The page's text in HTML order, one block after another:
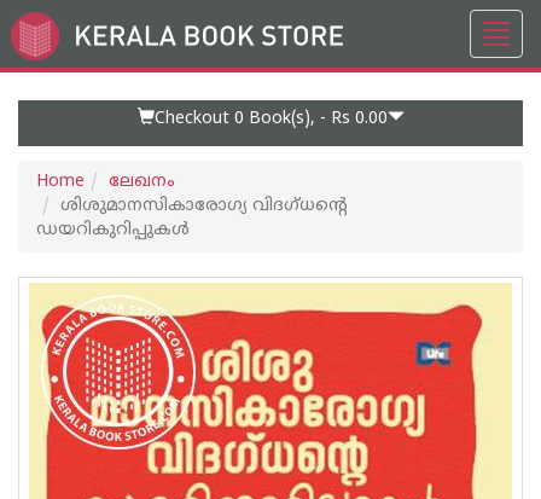
Go
to
Checkout 0 Book(s), - Rs 0.00
Home
ലേഖനം
ശിശുമാനസികാരോഗ്യ വിദഗ്ധന്റെ
ഡയറികുറിപ്പുകൾ